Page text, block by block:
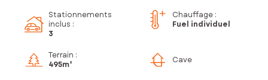
Stationnements
inclus :
3
Chauffage :
Fuel individuel
Terrain :
495m²
Cave